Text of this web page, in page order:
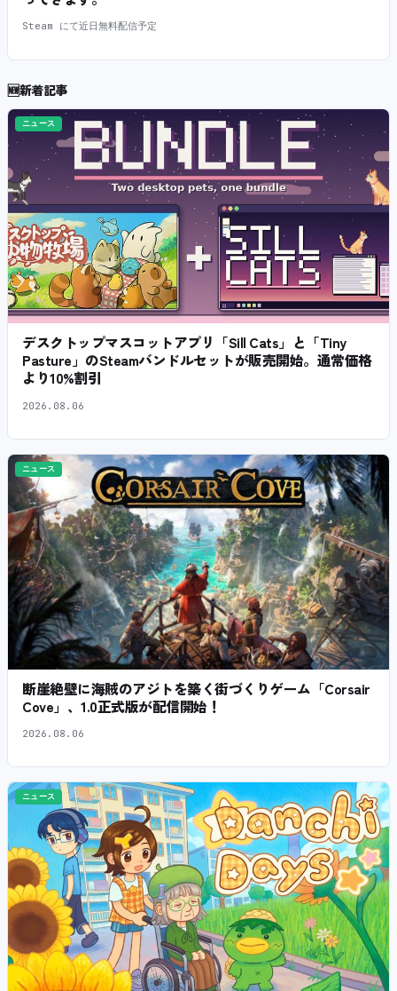
Steam にて近日無料配信予定
🆕新着記事
ニュース
デスクトップマスコットアプリ「Sill Cats」と「Tiny
Pasture」のSteamバンドルセットが販売開始。通常価格
より10%割引
2026.08.06
ニュース
断崖絶壁に海賊のアジトを築く街づくりゲーム「Corsair
Cove」、1.0正式版が配信開始！
2026.08.06
ニュース